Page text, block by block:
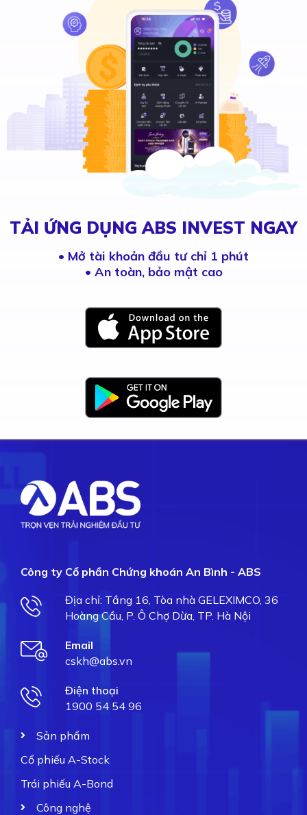
TẢI ỨNG DỤNG ABS INVEST NGAY
• Mở tài khoản đầu tư chỉ 1 phút
• An toàn, bảo mật cao
Công ty Cổ phần Chứng khoán An Bình - ABS
Địa chỉ: Tầng 16, Tòa nhà GELEXIMCO, 36
Hoàng Cầu, P. Ô Chợ Dừa, TP. Hà Nội
Email
cskh@abs.vn
Điện thoại
1900 54 54 96
Sản phẩm
Cổ phiếu A-Stock
Trái phiếu A-Bond
Công nghệ